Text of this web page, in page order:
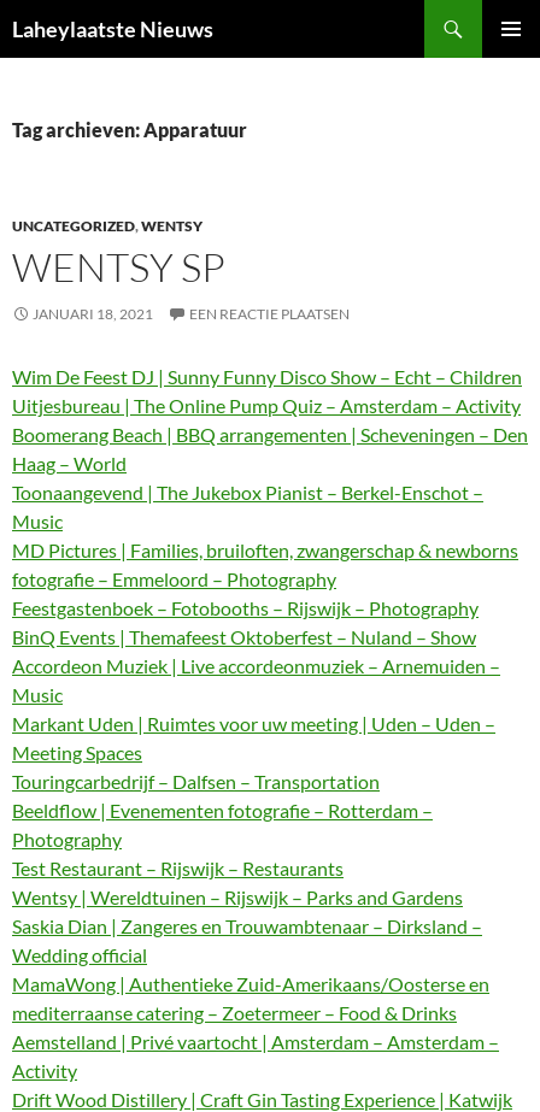
naar
Laheylaatste Nieuws
Tag archieven: Apparatuur
UNCATEGORIZED,WENTSY
WENTSY SP
JANUARI 18, 2021 EEN REACTIE PLAATSEN
Wim De Feest DJ | Sunny Funny Disco Show – Echt – Children
Uitjesbureau | The Online Pump Quiz – Amsterdam – Activity
Boomerang Beach | BBQ arrangementen | Scheveningen – Den
Haag – World
Toonaangevend | The Jukebox Pianist – Berkel-Enschot –
Music
MD Pictures | Families, bruiloften, zwangerschap & newborns
fotografie – Emmeloord – Photography
Feestgastenboek – Fotobooths – Rijswijk – Photography
BinQ Events | Themafeest Oktoberfest – Nuland – Show
Accordeon Muziek | Live accordeonmuziek – Arnemuiden –
Music
Markant Uden | Ruimtes voor uw meeting | Uden – Uden –
Meeting Spaces
Touringcarbedrijf – Dalfsen – Transportation
Beeldflow | Evenementen fotografie – Rotterdam –
Photography
Test Restaurant – Rijswijk – Restaurants
Wentsy | Wereldtuinen – Rijswijk – Parks and Gardens
Saskia Dian | Zangeres en Trouwambtenaar – Dirksland –
Wedding official
MamaWong | Authentieke Zuid-Amerikaans/Oosterse en
mediterraanse catering – Zoetermeer – Food & Drinks
Aemstelland | Privé vaartocht | Amsterdam – Amsterdam –
Activity
Drift Wood Distillery | Craft Gin Tasting Experience | Katwijk